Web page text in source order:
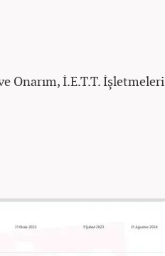
Onarım, İ.E.T.T. İşletmeleri